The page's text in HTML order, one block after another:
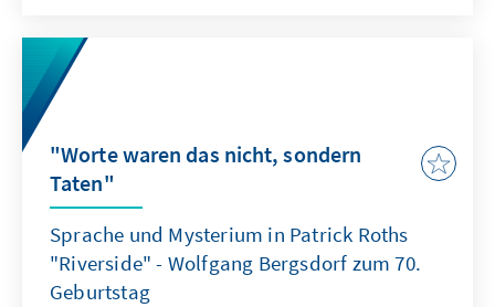
"Worte waren das nicht, sondern
Taten"
Sprache und Mysterium in Patrick Roths
"Riverside" - Wolfgang Bergsdorf zum 70.
Geburtstag